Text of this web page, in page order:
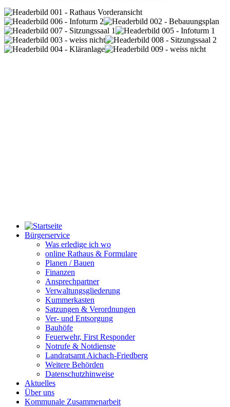
Bürgerservice
Was erledige ich wo
online Rathaus & Formulare
Planen / Bauen
Finanzen
Ansprechpartner
Verwaltungsgliederung
Kummerkasten
Satzungen & Verordnungen
Ver- und Entsorgung
Bauhöfe
Feuerwehr, First Responder
Notrufe & Notdienste
Landratsamt Aichach-Friedberg
Weitere Behörden
Datenschutzhinweise
Aktuelles
Über uns
Kommunale Zusammenarbeit